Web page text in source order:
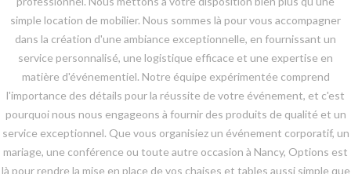
simple location de mobilier. Nous sommes là pour vous accompagner
dans la création d'une ambiance exceptionnelle, en fournissant un
service personnalisé, une logistique efficace et une expertise en
matière d'événementiel. Notre équipe expérimentée comprend
l'importance des détails pour la réussite de votre événement, et c'est
pourquoi nous nous engageons à fournir des produits de qualité et un
service exceptionnel. Que vous organisiez un événement corporatif, un
mariage, une conférence ou toute autre occasion à Nancy, Options est
là pour rendre la mise en place de vos chaises et tables aussi simple que